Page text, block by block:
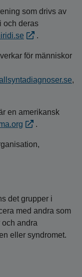
som drivs av
och deras
.
verkar för människor
,
en amerikansk
.
det grupper i
med andra som
andra
eller syndromet.